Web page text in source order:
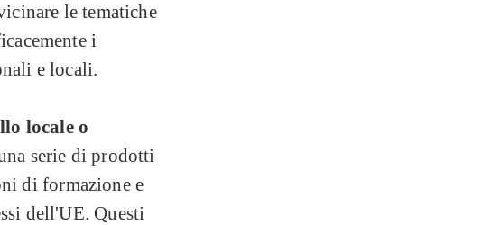
le tematiche
i
e locali.
locale o
serie di prodotti
di formazione e
dell'UE. Questi